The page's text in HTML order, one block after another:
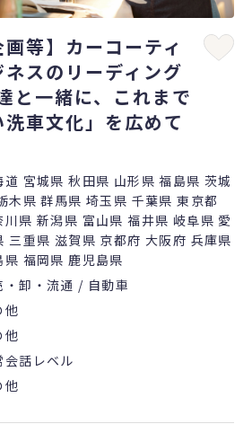
画等】カーコーティ
スのリーディング
と一緒に、これまで
車文化」を広めて
道 宮城県 秋田県 山形県 福島県 茨城
木県 群馬県 埼玉県 千葉県 東京都
川県 新潟県 富山県 福井県 岐阜県 愛
三重県 滋賀県 京都府 大阪府 兵庫県
県 福岡県 鹿児島県
・卸・流通 / 自動車
他
他
会話レベル
他